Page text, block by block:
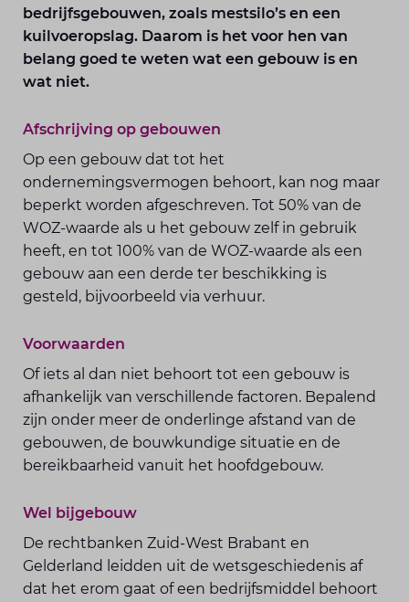
bedrijfsgebouwen, zoals mestsilo’s en een
kuilvoeropslag. Daarom is het voor hen van
belang goed te weten wat een gebouw is en
wat niet.
Afschrijving op gebouwen
Op een gebouw dat tot het
ondernemingsvermogen behoort, kan nog maar
beperkt worden afgeschreven. Tot 50% van de
WOZ-waarde als u het gebouw zelf in gebruik
heeft, en tot 100% van de WOZ-waarde als een
gebouw aan een derde ter beschikking is
gesteld, bijvoorbeeld via verhuur.
Voorwaarden
Of iets al dan niet behoort tot een gebouw is
afhankelijk van verschillende factoren. Bepalend
zijn onder meer de onderlinge afstand van de
gebouwen, de bouwkundige situatie en de
bereikbaarheid vanuit het hoofdgebouw.
Wel bijgebouw
De rechtbanken Zuid-West Brabant en
Gelderland leidden uit de wetsgeschiedenis af
dat het erom gaat of een bedrijfsmiddel behoort